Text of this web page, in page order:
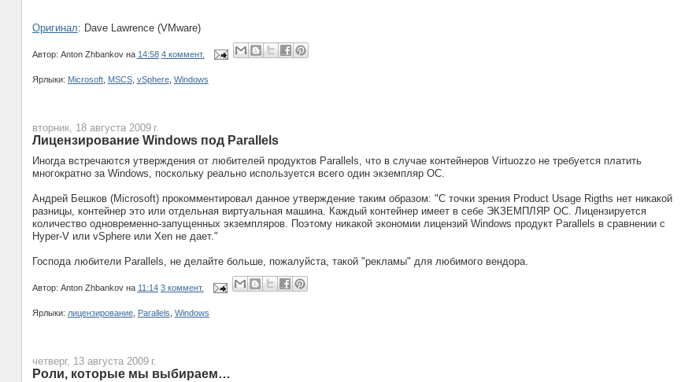
Оригинал: Dave Lawrence (VMware)
Автор: Anton Zhbankov на 14:58 4 коммент.
Ярлыки: Microsoft, MSCS, vSphere, Windows
вторник, 18 августа 2009 г.
Лицензирование Windows под Parallels
Иногда встречаются утверждения от любителей продуктов Parallels, что в случае контейнеров Virtuozzo не требуется платить
многократно за Windows, поскольку реально используется всего один экземпляр ОС.
Андрей Бешков (Microsoft) прокомментировал данное утверждение таким образом: "С точки зрения Product Usage Rigths нет никакой
разницы, контейнер это или отдельная виртуальная машина. Каждый контейнер имеет в себе ЭКЗЕМПЛЯР ОС. Лицензируется
количество одновременно-запущенных экземпляров. Поэтому никакой экономии лицензий Windows продукт Parallels в сравнении с
Hyper-V или vSphere или Xen не дает."
Господа любители Parallels, не делайте больше, пожалуйста, такой "рекламы" для любимого вендора.
Автор: Anton Zhbankov на 11:14 3 коммент.
Ярлыки: лицензирование, Parallels Windows
четверг, 13 августа 2009 г.
Роли, которые мы выбираем…